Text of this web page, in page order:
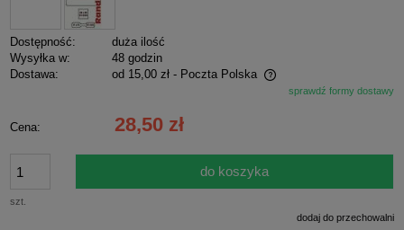
Dostępność:
duża ilość
Wysyłka w:
48 godzin
Dostawa:
od 15,00 zł - Poczta Polska
Cena nie zawiera ewentualnych kosztów płatnościsprawdź formy dostawy
Cena: 28,50 zł
szt.
do koszyka
dodaj do przechowalni